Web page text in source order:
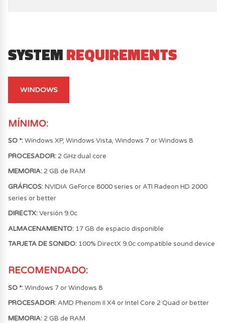
SYSTEMREQUIREMENTS
WINDOWS
MÍNIMO:
SO *:Windows XP, Windows Vista, Windows 7 or Windows 8
PROCESADOR: 2 GHz dual core
MEMORIA: 2 GB de RAM
GRÁFICOS:NVIDIA GeForce 8000 series or ATI Radeon HD 2000
series or better
DIRECTX:Versión 9.0c
ALMACENAMIENTO: 17 GB de espacio disponible
TARJETA DE SONIDO: 100% DirectX 9.0c compatible sound device
RECOMENDADO:
SO *:Windows 7 or Windows 8
PROCESADOR:AMD Phenom II X4 or Intel Core 2 Quad or better
MEMORIA: 2 GB de RAM